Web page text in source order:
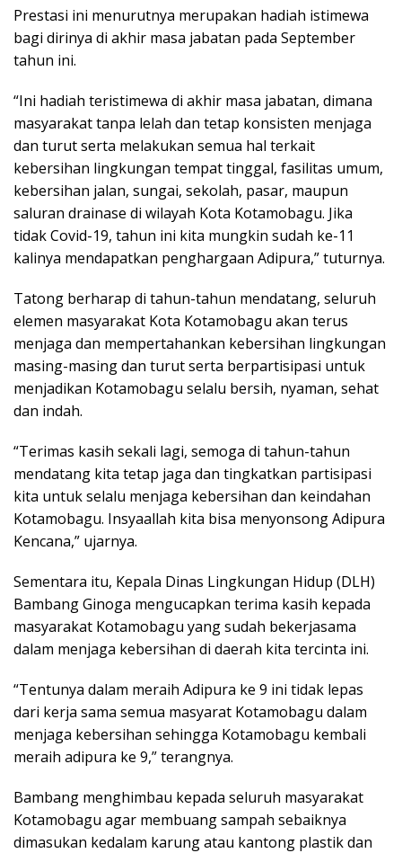
Prestasi ini menurutnya merupakan hadiah istimewa
bagi dirinya di akhir masa jabatan pada September
tahun ini.
“Ini hadiah teristimewa di akhir masa jabatan, dimana
masyarakat tanpa lelah dan tetap konsisten menjaga
dan turut serta melakukan semua hal terkait
kebersihan lingkungan tempat tinggal, fasilitas umum,
kebersihan jalan, sungai, sekolah, pasar, maupun
saluran drainase di wilayah Kota Kotamobagu. Jika
tidak Covid-19, tahun ini kita mungkin sudah ke-11
kalinya mendapatkan penghargaan Adipura,” tuturnya.
Tatong berharap di tahun-tahun mendatang, seluruh
elemen masyarakat Kota Kotamobagu akan terus
menjaga dan mempertahankan kebersihan lingkungan
masing-masing dan turut serta berpartisipasi untuk
menjadikan Kotamobagu selalu bersih, nyaman, sehat
dan indah.
“Terimas kasih sekali lagi, semoga di tahun-tahun
mendatang kita tetap jaga dan tingkatkan partisipasi
kita untuk selalu menjaga kebersihan dan keindahan
Kotamobagu. Insyaallah kita bisa menyonsong Adipura
Kencana,” ujarnya.
Sementara itu, Kepala Dinas Lingkungan Hidup (DLH)
Bambang Ginoga mengucapkan terima kasih kepada
masyarakat Kotamobagu yang sudah bekerjasama
dalam menjaga kebersihan di daerah kita tercinta ini.
“Tentunya dalam meraih Adipura ke 9 ini tidak lepas
dari kerja sama semua masyarat Kotamobagu dalam
menjaga kebersihan sehingga Kotamobagu kembali
meraih adipura ke 9,” terangnya.
Bambang menghimbau kepada seluruh masyarakat
Kotamobagu agar membuang sampah sebaiknya
dimasukan kedalam karung atau kantong plastik dan